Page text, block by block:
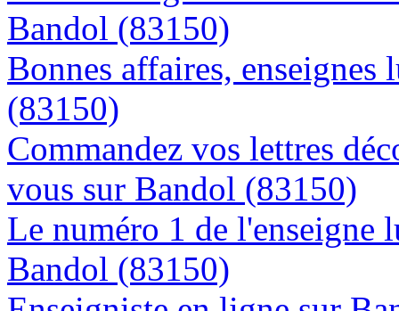
Bandol (83150)
Bonnes affaires,
(83150)
Commandez vos lettres
vous sur Bandol (83150)
Le numéro 1 de l'enseigne
Bandol (83150)